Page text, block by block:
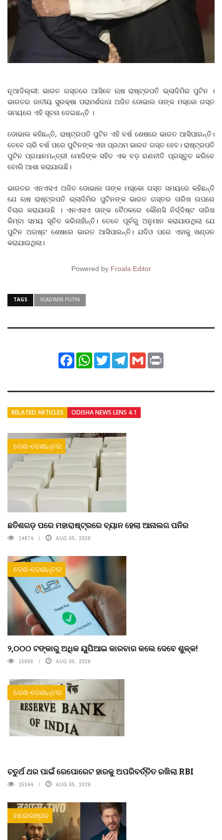
ନୂଆଦିଲ୍ଲୀ: ଭାରତ ଗସ୍ତରେ ଆସିବେ ଋଷ ରାଷ୍ଟ୍ରପତି ଭ୍ଲାଦିମିର ପୁଟିନ ।
ଭାରତର ଜାତୀୟ ସୁରକ୍ଷା ପରାମର୍ଶଦାତା ଅଜିତ ଡୋଭାଲ ତାଙ୍କ ମସ୍କୋ ଗସ୍ତ
ସମୟରେ ଏହି ସୂଚନା ଦେଇଛନ୍ତି ।
ଡୋଭାଲ କହିଛନ୍ତି, ରାଷ୍ଟ୍ରପତି ପୁଟିନ ଏହି ବର୍ଷ ଶେଷରେ ଭାରତ ଆସିପାରନ୍ତି।
ତେବେ ଚାରି ବର୍ଷ ପରେ ପୁଟିନଙ୍କ ଏହା ପ୍ରଥମ ଭାରତ ଗସ୍ତ ହେବ। ରାଷ୍ଟ୍ରପତି
ପୁଟିନ ପ୍ରଧାନମନ୍ତ୍ରୀ ମୋଦିଙ୍କ ସହିତ ଏକ ବଡ଼ ରଣନୀତି ପ୍ରସ୍ତୁତ କରିବେ
ବୋଲି ଆଶା କରାଯାଉଛି।
ଭାରତର ଏନଏସଏ ଅଜିତ ଡୋଭାଲ ତାଙ୍କ ମସ୍କୋ ଗସ୍ତ ସମୟରେ କହିଛନ୍ତି
ଯେ ଋଷ ରାଷ୍ଟ୍ରପତି ଭ୍ଲାଦିମିର ପୁଟିନଙ୍କ ଭାରତ ଗସ୍ତର ତାରିଖ ଉପରେ
ବିଚାର କରାଯାଉଛି । ଏନଏସଏ ତାଙ୍କ ବୈଠକରେ କୌଣସି ନିର୍ଦ୍ଦିଷ୍ଟ ତାରିଖ
କିମ୍ବା ସମୟ ସୂଚିତ କରିନାହାଁନ୍ତି। ତେବେ ପୂର୍ବରୁ ଅନୁମାନ କରାଯାଉଥିଲା ଯେ
ପୁଟିନ ଅଗଷ୍ଟ ଶେଷରେ ଭାରତ ଆସିପାରନ୍ତି। ଯଦିଓ ପରେ ଏହାକୁ ଖଣ୍ଡନ
କରାଯାଇଥିଲା।
Powered by Froala Editor
TAGS VLADIMIR PUTIN
FacebookWhatsApp
TwitterTelegram
Gmail
RELATED ARTICLES ODISHA NEWS LENS 4.1
ଦେଶ-ଦେଶାନ୍ତର
ଛତିଶଗଡ଼ ପରେ ମହାରାଷ୍ଟ୍ରରେ ବ୍ୟାନ ହେଲା ଆନାଲଗ ପନିର
14874 AUG 05, 2026
ଦେଶ-ଦେଶାନ୍ତର
୨,୦୦୦ ଟଙ୍କାରୁ ଅଧିକ ୟୁପିଆଇ କାରବାର କଲେ ଦେବେ ଶୁଳ୍କ!
15666 AUG 05, 2026
ଦେଶ-ଦେଶାନ୍ତର
ଚତୁର୍ଥ ଥର ପାଇଁ ରେପୋରେଟ ହାରକୁ ଅପରିବର୍ତ୍ତିତ ରଖିଲା RBI
15344 AUG 05, 2026
ମନୋରଞ୍ଜନ